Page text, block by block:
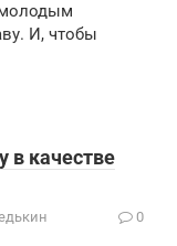
И, чтобы
в качестве
0